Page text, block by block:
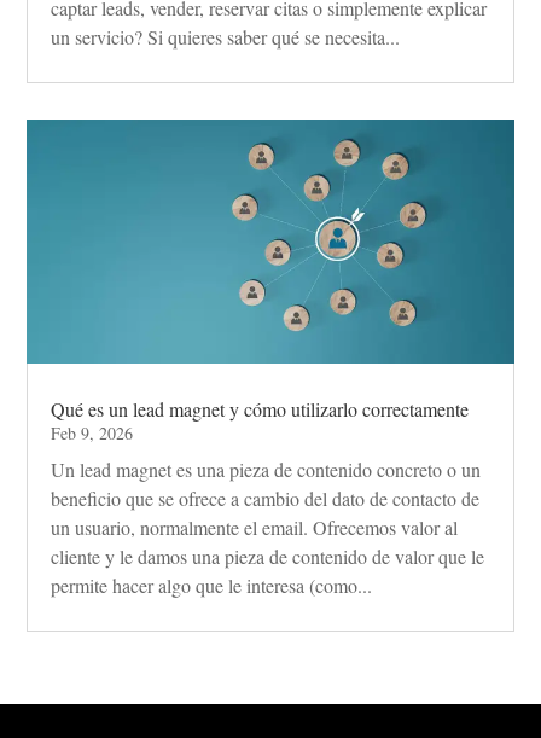
captar leads, vender, reservar citas o simplemente explicar
un servicio? Si quieres saber qué se necesita...
Qué es un lead magnet y cómo utilizarlo correctamente
Feb 9, 2026
Un lead magnet es una pieza de contenido concreto o un
beneficio que se ofrece a cambio del dato de contacto de
un usuario, normalmente el email. Ofrecemos valor al
cliente y le damos una pieza de contenido de valor que le
permite hacer algo que le interesa (como...